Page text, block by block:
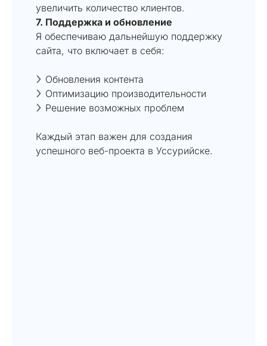
увеличить количество клиентов.
7. Поддержка и обновление
Я обеспечиваю дальнейшую поддержку
сайта, что включает в себя:
Обновления контента
Оптимизацию производительности
Решение возможных проблем
Каждый этап важен для создания
успешного веб-проекта в Уссурийске.